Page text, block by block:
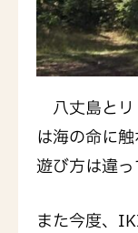
八丈島とリ
は海の命に
遊び方は違
また今度、